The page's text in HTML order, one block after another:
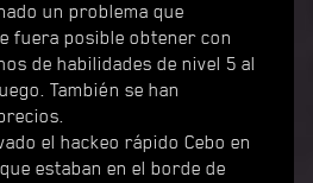
un problema que
fuera posible obtener con
de habilidades de nivel 5 al
También se han
el hackeo rápido Cebo en
estaban en el borde de